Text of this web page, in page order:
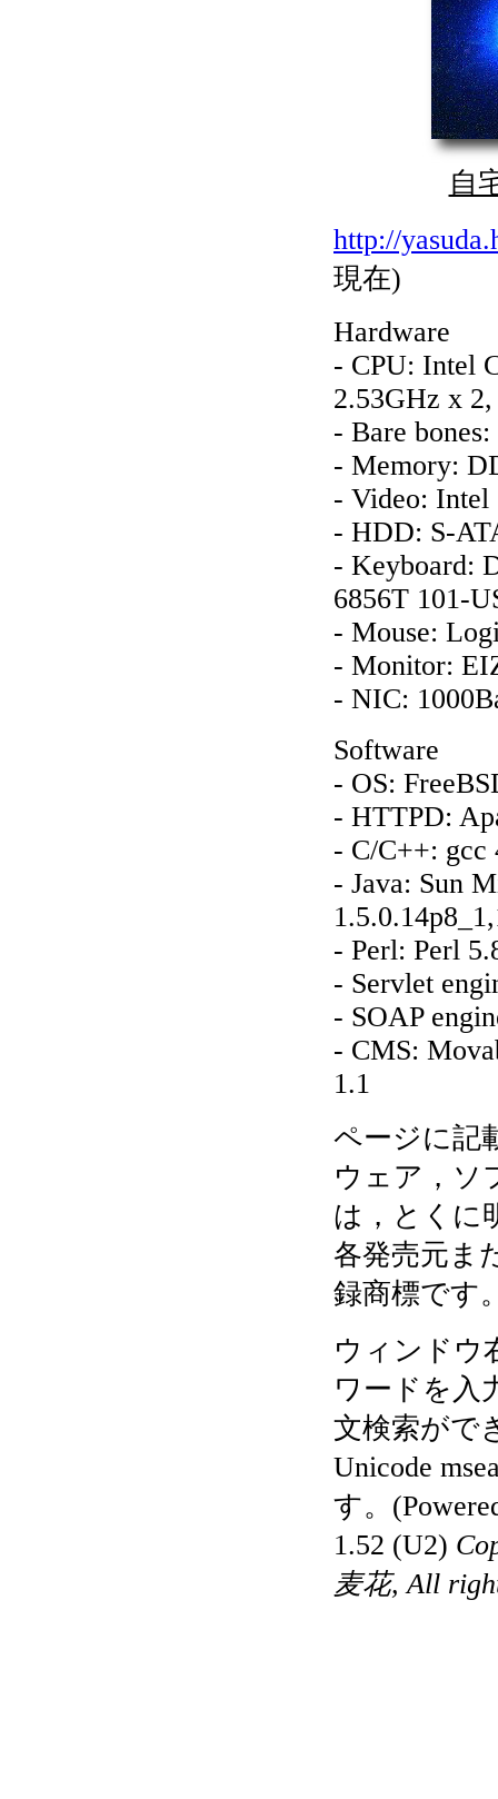
自
http://
現在)
Hardware
- CPU: Intel
2.53GHz x
- Bare
- Memory:
- Video:
- HDD: S-
- Keyboard:
6856T 101-
- Mouse:
- Monitor:
- NIC:
Software
- OS:
- HTTPD:
- C/C++: gcc
- Java: Sun
- Perl: Perl
- Servlet
- SOAP
- CMS:
1.1
ページに記
ウェア，ソ
は，とくに
各発売元ま
録商標です
ウィンドウ
ワードを入
文検索がで
Unicode
す。
1.52 (U2)
麦花, All